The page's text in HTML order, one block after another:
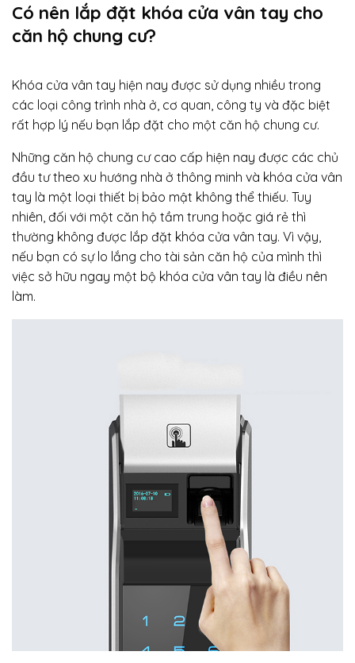
Có nên lắp đặt khóa cửa vân tay cho
căn hộ chung cư?
Khóa cửa vân tay hiện nay được sử dụng nhiều trong
các loại công trình nhà ở, cơ quan, công ty và đặc biệt
rất hợp lý nếu bạn lắp đặt cho một căn hộ chung cư.
Những căn hộ chung cư cao cấp hiện nay được các chủ
đầu tư theo xu hướng nhà ở thông minh và khóa cửa vân
tay là một loại thiết bị bảo mật không thể thiếu. Tuy
nhiên, đối với một căn hộ tầm trung hoặc giá rẻ thì
thường không được lắp đặt khóa cửa vân tay. Vì vậy,
nếu bạn có sự lo lắng cho tài sản căn hộ của mình thì
việc sở hữu ngay một bộ khóa cửa vân tay là điều nên
làm.